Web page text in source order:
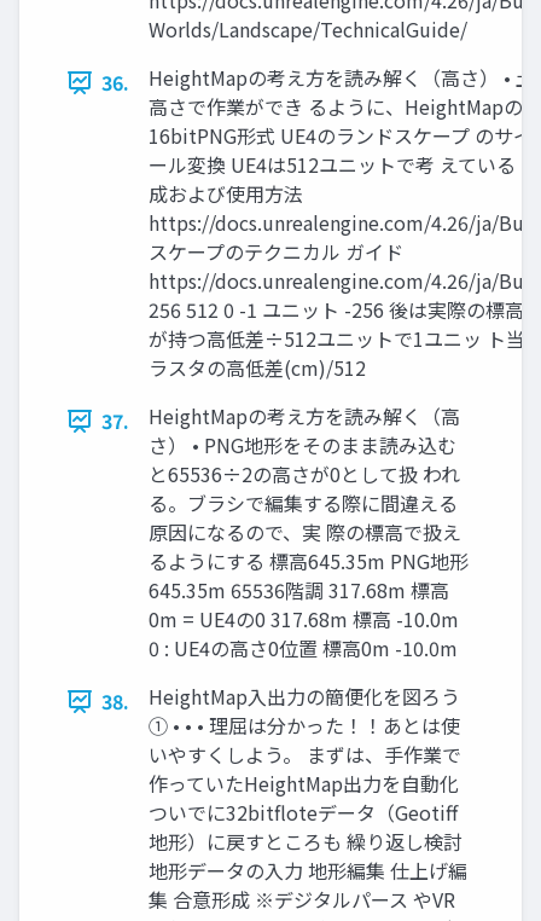
Worlds/Landscape/TechnicalGuide/
36.
HeightMapの考え方を読み解く（高さ） •
高さで作業ができ るように、HeightMapの
16bitPNG形式 UE4のランドスケープ のサ
ール変換 UE4は512ユニットで考 えている
成および使用方法
https://docs.unrealengine.com/4.26/ja/
スケープのテクニカル ガイド
https://docs.unrealengine.com/4.26/ja/
256 512 0 -1 ユニット -256 後は実際の標高
が持つ高低差÷512ユニットで1ユニッ ト当
ラスタの高低差(cm)/512
37.
HeightMapの考え方を読み解く（高
さ） • PNG地形をそのまま読み込む
と65536÷2の高さが0として扱 われ
る。ブラシで編集する際に間違える
原因になるので、実 際の標高で扱え
るようにする 標高645.35m PNG地形
645.35m 65536階調 317.68m 標高
0m = UE4の0 317.68m 標高 -10.0m
0 : UE4の高さ0位置 標高0m -10.0m
38.
HeightMap入出力の簡便化を図ろう
① • • • 理屈は分かった！！あとは使
いやすくしよう。 まずは、手作業で
作っていたHeightMap出力を自動化
ついでに32bitfloteデータ（Geotiff
地形）に戻すところも 繰り返し検討
地形データの入力 地形編集 仕上げ編
集 合意形成 ※デジタルパース やVR